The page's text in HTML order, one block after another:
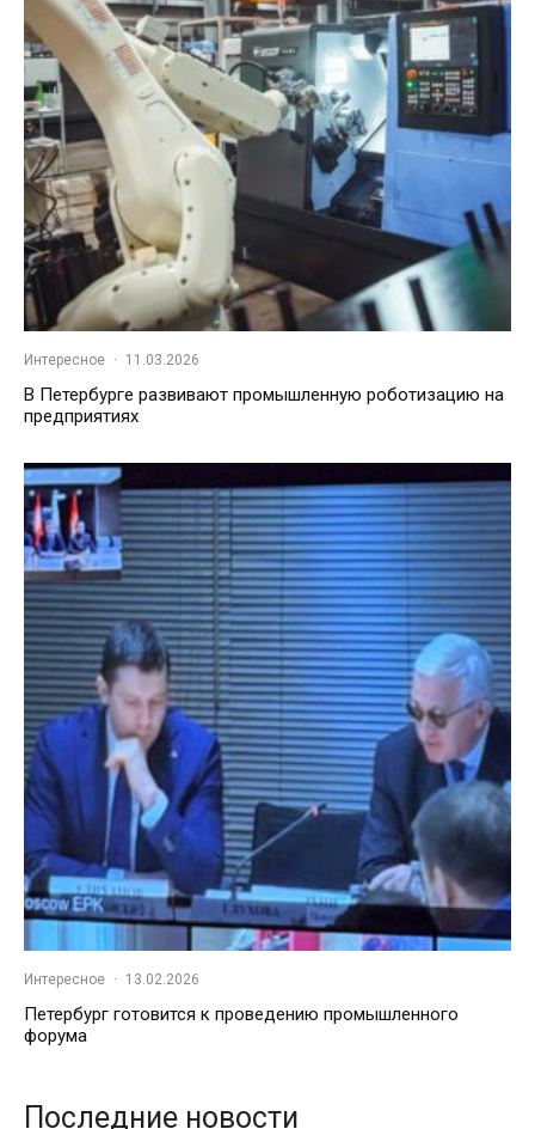
Интересное · 11.03.2026
В Петербурге развивают промышленную роботизацию на
предприятиях
Интересное · 13.02.2026
Петербург готовится к проведению промышленного
форума
Последние новости